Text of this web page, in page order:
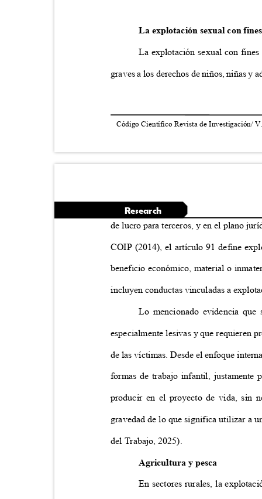
La explotación sexual con
La explotación sexual con
graves a los derechos de niños, niñas
Código Científico Revista de Investigación/
Research
de lucro para terceros, y en el plano
COIP (2014), el artículo 91 define
beneficio económico, material o
incluyen conductas vinculadas a
Lo mencionado evidencia
especialmente lesivas y que requieren
de las víctimas. Desde el enfoque
formas de trabajo infantil,
producir en el proyecto de vida, sin
gravedad de lo que significa utilizar a
del Trabajo, 2025).
Agricultura y pesca
En sectores rurales, la